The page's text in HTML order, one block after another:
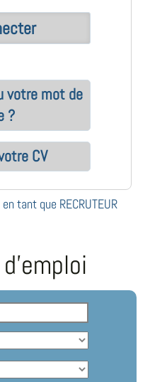
votre mot de
?
CV
tant que RECRUTEUR